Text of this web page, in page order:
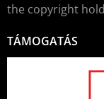
the copyright
TÁMOGATÁS